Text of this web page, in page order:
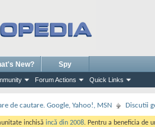
Forum Actions Quick Links
New? Spy
de cautare. Google, Yahoo!, MSN Discutii
inchisă incă din 2008. Pentru a beneficia de